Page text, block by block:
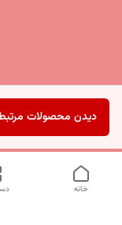
دیدن محصولات
خانه